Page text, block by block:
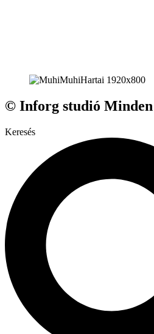
© Inforg studió
Keresés